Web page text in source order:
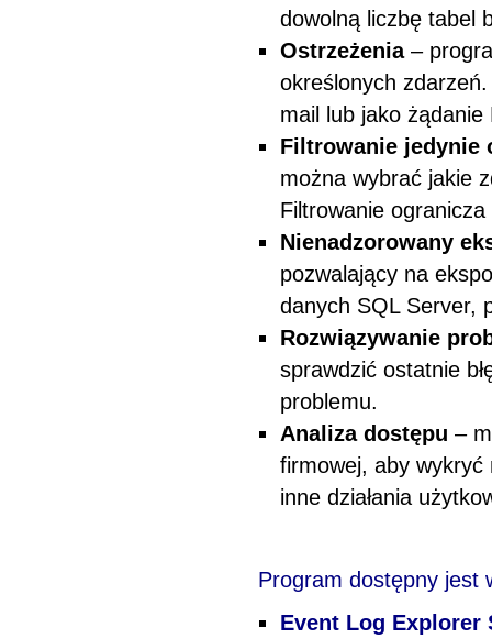
dowolną liczbę tabel
Ostrzeżenia–
określonych
mail lub jako
Filtrowanie jedynie
można wybrać jakie
Filtrowanie
Nienadzorowany
pozwalający na
danych SQL Server,
Rozwiązywanie
sprawdzić ostatnie
problemu.
Analiza dostępu –
firmowej, aby wykryć
inne działania
Program dostępny jest
Event Log Explorer